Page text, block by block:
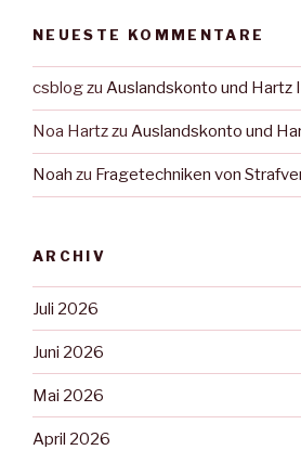
NEUESTE KOMMENTARE
csblogzu Auslandskonto und Hartz
Noa Hartzzu Auslandskonto und
Noah zu Fragetechniken von
ARCHIV
Juli 2026
Juni 2026
Mai 2026
April 2026